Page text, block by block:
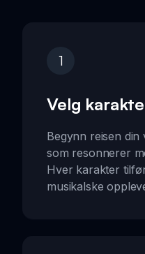
1
Velg
Begynn reisen
som resonnerer
Hver karakter
musikalske